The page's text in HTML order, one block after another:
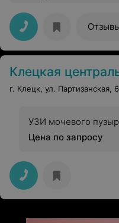
Клецкая центральная
г. Клецк, ул. Партизанская, 6
УЗИ мочевого
Цена по запросу